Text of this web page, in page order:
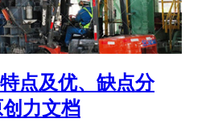
点及优、缺点分
力文档